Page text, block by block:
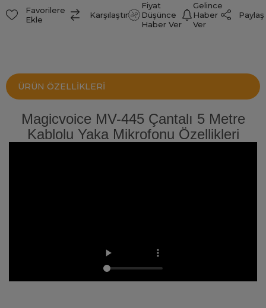
Favorilere
Ekle
Karşılaştır
Fiyat
Düşünce
Haber Ver
Gelince
Haber
Ver
Paylaş
ÜRÜN ÖZELLIKLERI
Magicvoice MV-445 Çantalı 5 Metre
Kablolu Yaka Mikrofonu Özellikleri